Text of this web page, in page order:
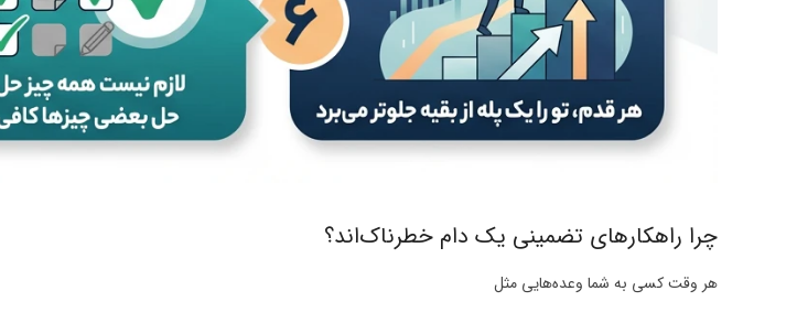
چرا راهکارهای تضمینی یک دام خطرناک‌اند؟
هر وقت کسی به شما وعده‌هایی مثل